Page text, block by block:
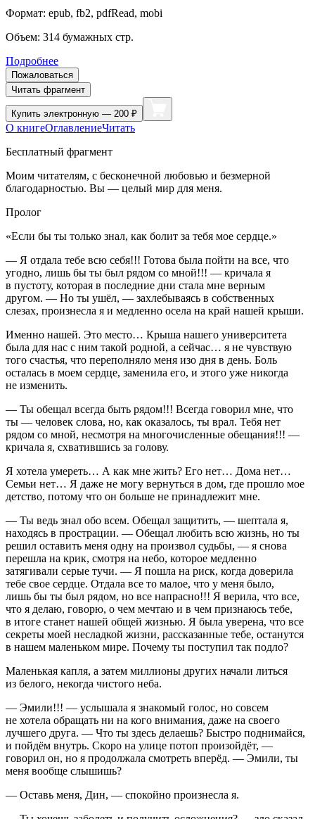
Формат: epub, fb2, pdfRead, mobi
Объем: 314 бумажных стр.
Подробнее
Пожаловаться
Читать фрагмент
Купить электронную — 200 ₽
О книгеОглавлениеЧитать
Бесплатный фрагмент
Моим читателям, с бесконечной любовью и безмерной
благодарностью. Вы — целый мир для меня.
Пролог
«Если бы ты только знал, как болит за тебя мое сердце.»
— Я отдала тебе всю себя!!! Готова была пойти на все, что
угодно, лишь бы ты был рядом со мной!!! — кричала я
в пустоту, которая в последние дни стала мне верным
другом. — Но ты ушёл, — захлебываясь в собственных
слезах, произнесла я и медленно осела на край нашей крыши.
Именно нашей. Это место… Крыша нашего университета
была для нас с ним такой родной, а сейчас… я не чувствую
того счастья, что переполняло меня изо дня в день. Боль
осталась в моем сердце, заменила его, и этого уже никогда
не изменить.
— Ты обещал всегда быть рядом!!! Всегда говорил мне, что
ты — человек слова, но, как оказалось, ты врал. Тебя нет
рядом со мной, несмотря на многочисленные обещания!!! —
кричала я, схватившись за голову.
Я хотела умереть… А как мне жить? Его нет… Дома нет…
Семьи нет… Я даже не могу вернуться в дом, где прошло мое
детство, потому что он больше не принадлежит мне.
— Ты ведь знал обо всем. Обещал защитить, — шептала я,
находясь в прострации. — Обещал любить всю жизнь, но ты
решил оставить меня одну на произвол судьбы, — я снова
перешла на крик, смотря на небо, которое медленно
затягивали серые тучи. — Я пошла на риск, когда доверила
тебе свое сердце. Отдала все то малое, что у меня было,
лишь бы ты был рядом, но все напрасно!!! Я верила, что все,
что я делаю, говорю, о чем мечтаю и в чем признаюсь тебе,
в итоге станет нашей общей жизнью. Я была уверена, что все
секреты моей несладкой жизни, рассказанные тебе, останутся
в нашем маленьком мире. Почему ты поступил так подло?
Маленькая капля, а затем миллионы других начали литься
из белого, некогда чистого неба.
— Эмили!!! — услышала я знакомый голос, но совсем
не хотела обращать ни на кого внимания, даже на своего
лучшего друга. — Что ты здесь делаешь? Быстро поднимайся,
и пойдём внутрь. Скоро на улице потоп произойдёт, —
говорил он, но я продолжала смотреть вперёд. — Эмили, ты
меня вообще слышишь?
— Оставь меня, Дин, — спокойно произнесла я.